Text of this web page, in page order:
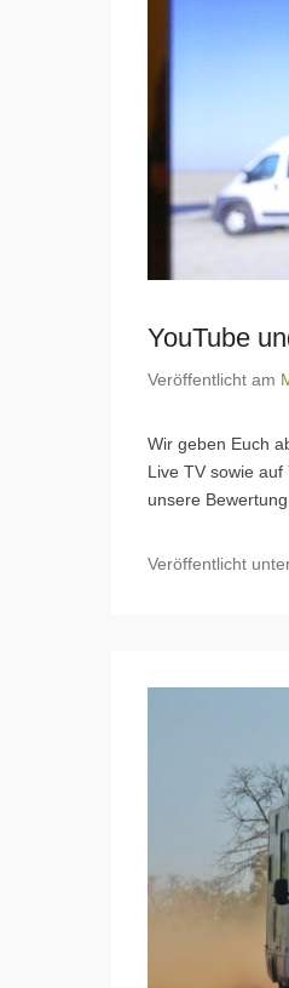
YouTube
Veröffentlicht am
Wir geben Euch
Live TV sowie
unsere
Veröffentlicht